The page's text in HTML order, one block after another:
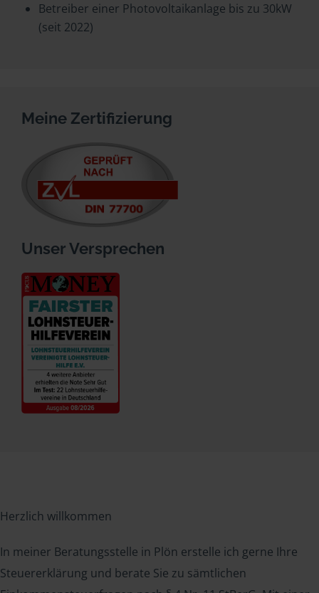
Betreiber einer Photovoltaikanlage bis zu 30kW
(seit 2022)
Meine Zertifizierung
Unser Versprechen
Herzlich willkommen
In meiner Beratungsstelle in Plön erstelle ich gerne Ihre
Steuererklärung und berate Sie zu sämtlichen